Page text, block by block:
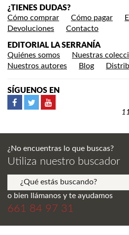
¿TIENES DUDAS?
Cómo comprar
Cómo pagar
Devoluciones
Contacto
EDITORIAL LA SERRANÍA
Quiénes somos
Nuestras
Nuestros autores
Blog
SÍGUENOS EN
¿No encuentras lo que buscas?
Utiliza nuestro buscador
o bien llámanos y te ayudamos
661 84 97 31